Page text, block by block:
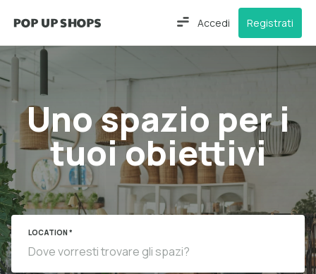
Accedi Registrati
Uno spazio per i
tuoi obiettivi
LOCATION *